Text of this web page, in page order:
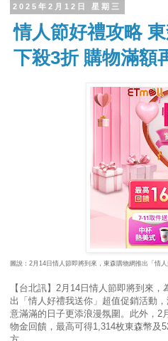
2025年2月12日 星期三
情人節好禮攻略
下殺3折 購物滿額
圖說：2月14日情人節即將到來，東森購物網推出「情人
【台北訊】2月14日情人節即將到來
出「情人好禮我送你」超值促銷活動
意滿滿的日子更添浪漫氛圍。此外，2
物金回饋，最高可得1,314枚東森幣及